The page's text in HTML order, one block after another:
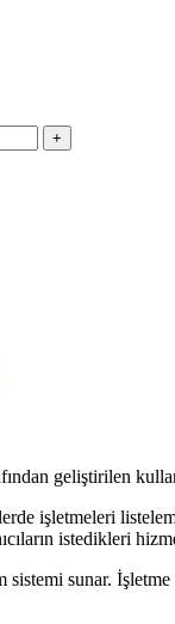
geliştirilen
işletmeleri
istedikleri
sunar.